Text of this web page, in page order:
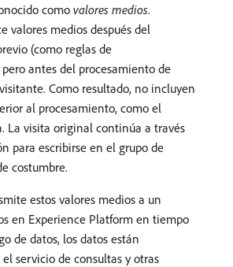
como valores medios.
valores medios después del
(como reglas de
antes del procesamiento de
Como resultado, no incluyen
al procesamiento, como el
La visita original continúa a través
para escribirse en el grupo de
costumbre.
estos valores medios a un
en Experience Platform en tiempo
de datos, los datos están
servicio de consultas y otras